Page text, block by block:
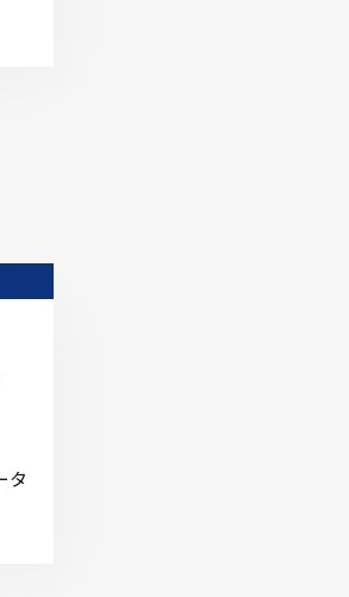
タ